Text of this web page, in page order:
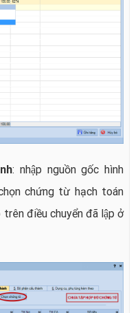
: nhập nguồn gốc hình
chứng từ hạch toán
điều chuyển đã lập ở